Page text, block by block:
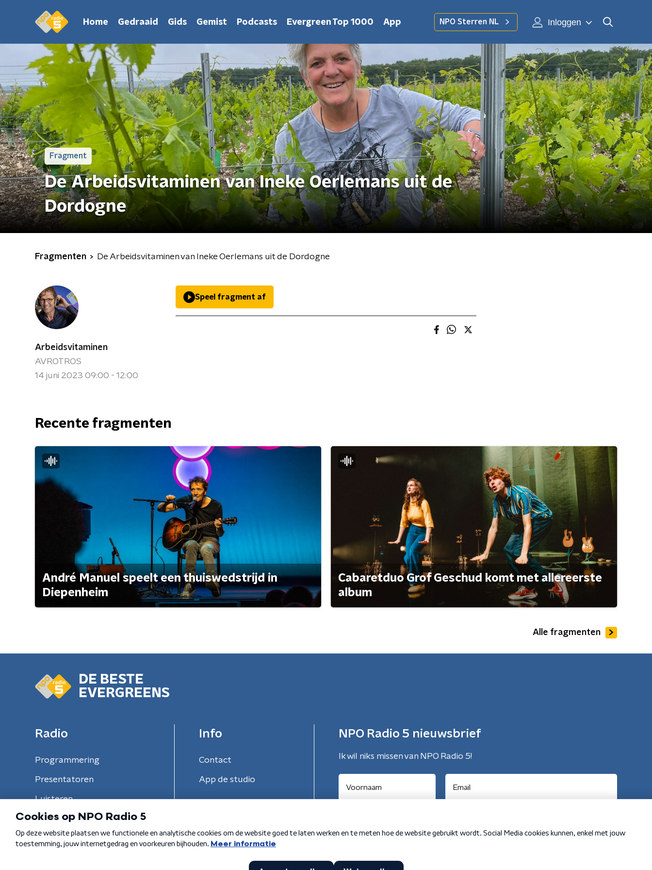
Home Gedraaid Gids Gemist Podcasts Evergreen Top 1000 App NPO Sterren NL Inloggen
Fragment
De Arbeidsvitaminen van Ineke Oerlemans uit de
Dordogne
Fragmenten De Arbeidsvitaminen van Ineke Oerlemans uit de Dordogne
Arbeidsvitaminen
AVROTROS
14 juni 2023 09:00 - 12:00
Speel fragment af
Recente fragmenten
André Manuel speelt een thuiswedstrijd in
Diepenheim
Cabaretduo Grof Geschud komt met allereerste
album
Alle fragmenten
DE BESTE
EVERGREENS
Radio
Programmering
Presentatoren
Luisteren
Info
Contact
App de studio
NPO Radio 5 nieuwsbrief
Ik wil niks missen van NPO Radio 5!
Algemene voorwaarden Privacybeleid